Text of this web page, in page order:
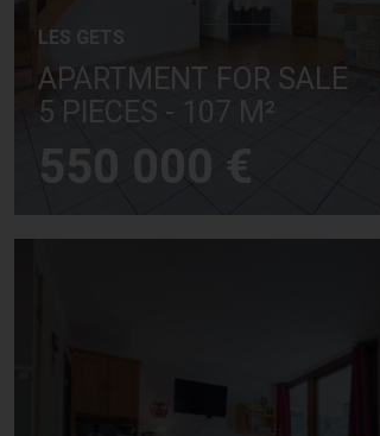
LES GETS
APARTMENT FOR SALE
5 PIECES - 107 M²
550 000 €